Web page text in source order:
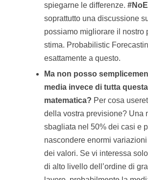
spiegarne le differenze.
soprattutto una discussione
possiamo migliorare il nostro
stima. Probabilistic
esattamente a questo.
Ma non posso
media invece di tutta questa
matematica? Per cosa
della vostra previsione? Una
sbagliata nel 50% dei casi e
nascondere enormi
dei valori. Se vi interessa
di alto livello dell’ordine di